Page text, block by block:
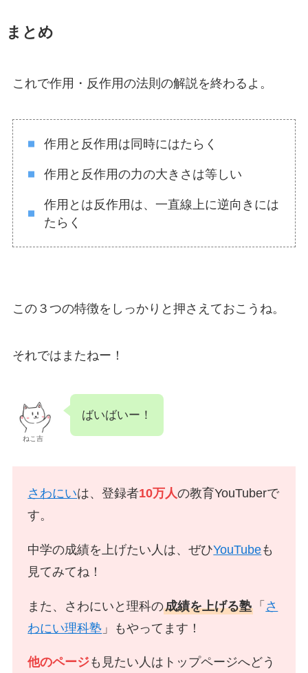
まとめ
これで作用・反作用の法則の解説を終わるよ。
作用と反作用は同時にはたらく
作用と反作用の力の大きさは等しい
作用とは反作用は、一直線上に逆向きには
たらく
この３つの特徴をしっかりと押さえておこうね。
それではまたねー！
ねこ吉
ばいばいー！
さわにいは、登録者10万人の教育YouTuberで
す。
中学の成績を上げたい人は、ぜひYouTubeも
見てみてね！
また、さわにいと理科の成績を上げる塾 「 さ
わにい理科塾 」もやってます！
他のページも見たい人はトップページへどう